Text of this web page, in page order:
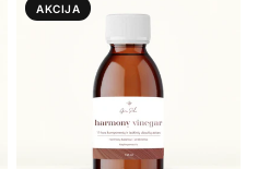
AKCIJA